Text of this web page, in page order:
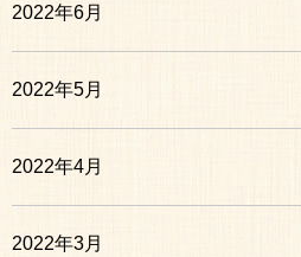
2022年6月
2022年5月
2022年4月
2022年3月